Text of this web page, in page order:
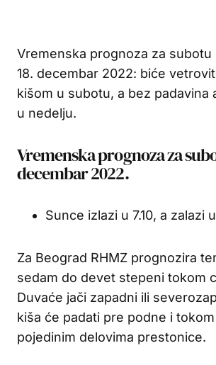
Vremenska prognoza za subotu
18. decembar 2022: biće
kišom u subotu, a bez padavina
u nedelju.
Vremenska prognoza za
decembar 2022.
Sunce izlazi u 7.10, a zalazi
Za Beograd RHMZ prognozira
sedam do devet stepeni tokom
Duvaće jači zapadni ili
kiša će padati pre podne i
pojedinim delovima prestonice.